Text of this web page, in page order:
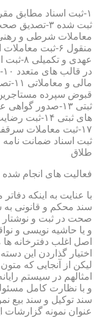
طلاق
فعالیت های انجام شده
با عنایت به اینکه
سند محکم و قانونی
صحت در ثبت و نوشتار
و یا حاشیه نویسی و
اصل اغلب دفترخانه
اختیار گذاردن این
لیکن از آنجایی که
امثالهم در سیستم
و با نظارت کامل
سند توکیل و سند بیع
عنوان نمونه گزارشات